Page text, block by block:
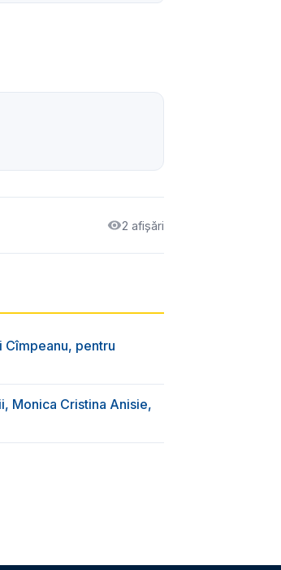
2 afișări
Cîmpeanu, pentru
Monica Cristina Anisie,